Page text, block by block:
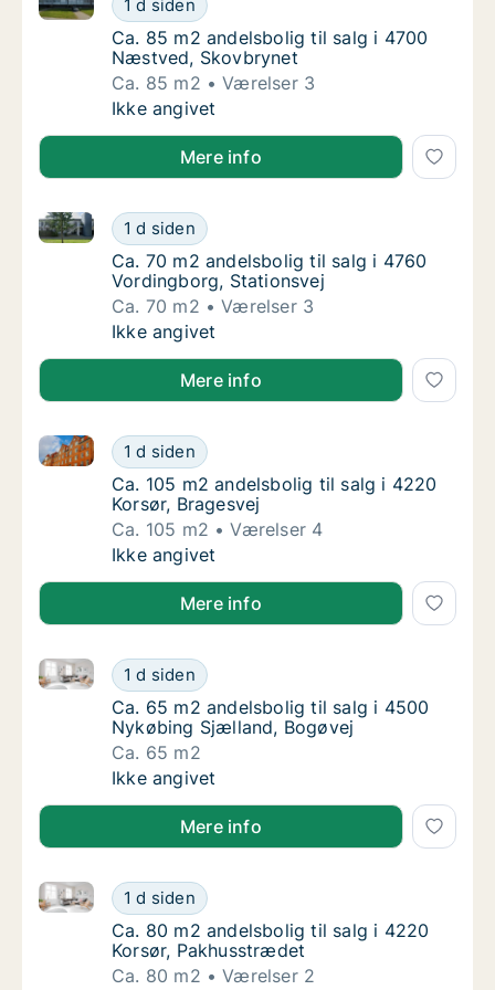
1 d siden
Ca. 85 m2 andelsbolig til salg i 4700
Ca. 85 m2 andelsbolig til salg i 4700
Næstved, Skovbrynet
Ca. 85 m2
Værelser 3
Ca. 85 m2 andelsbolig til salg i 4700
Ikke angivet
Mere info
Ca. 70 m2 andelsbolig til salg i 4760
1 d siden
Ca. 70 m2 andelsbolig til salg i 4760 Vordingborg,
Ca. 70 m2 andelsbolig til salg i 4760
Ca. 70 m2 andelsbolig til salg i 4760
Vordingborg, Stationsvej
Ca. 70 m2
Værelser 3
Ca. 70 m2 andelsbolig til salg i 4760
Ikke angivet
Mere info
Ca. 105 m2 andelsbolig til salg i 4220
1 d siden
Ca. 105 m2 andelsbolig til salg i 4220 Korsør,
Ca. 105 m2 andelsbolig til salg i 4220
Ca. 105 m2 andelsbolig til salg i 4220
Korsør, Bragesvej
Ca. 105 m2
Værelser 4
Ca. 105 m2 andelsbolig til salg i 4220
Ikke angivet
Mere info
Ca. 65 m2 andelsbolig til salg i 4500
1 d siden
Ca. 65 m2 andelsbolig til salg i 4500 Nykøbing
Ca. 65 m2 andelsbolig til salg i 4500
Ca. 65 m2 andelsbolig til salg i 4500
Nykøbing Sjælland, Bogøvej
Ca. 65 m2
Ca. 65 m2 andelsbolig til salg i 4500
Ikke angivet
Mere info
Ca. 80 m2 andelsbolig til salg i 4220
1 d siden
Ca. 80 m2 andelsbolig til salg i 4220 Korsør,
Ca. 80 m2 andelsbolig til salg i 4220
Ca. 80 m2 andelsbolig til salg i 4220
Korsør, Pakhusstrædet
Ca. 80 m2
Værelser 2